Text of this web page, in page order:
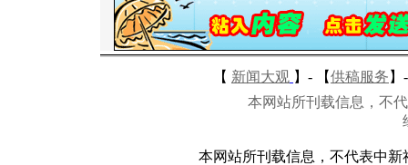
【 新闻大观 】- 【供稿服务 】-
本网站所刊载信息，不
本网站所刊载信息，不代表中